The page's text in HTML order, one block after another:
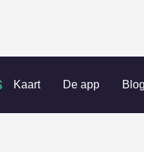
Kaart De app Blog
Feldkirch Feldkirch